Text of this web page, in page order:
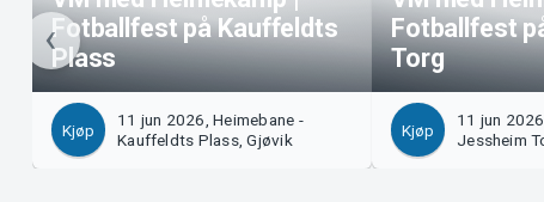
Fotballfest på Kauffeldts
Plass
Kjøp
11 jun 2026, Heimebane -
Kauffeldts Plass, Gjøvik
Fotballfest
Torg
Kjøp
11 jun
Jessheim